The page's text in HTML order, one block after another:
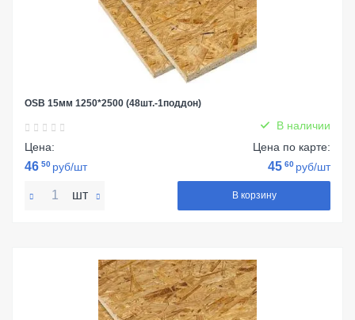
OSB 15мм 1250*2500 (48шт.-1поддон)
В наличии
Цена:
46 50 руб/шт
Цена по карте:
45 60 руб/шт
шт В корзину